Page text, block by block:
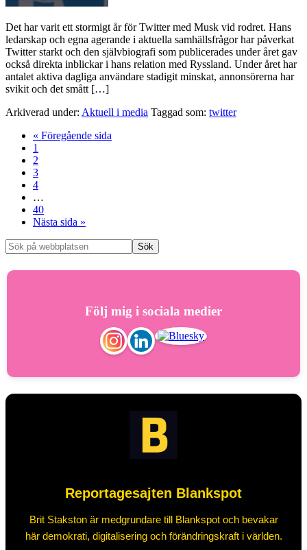
Det har varit ett stormigt år för Twitter med Musk vid rodret. Hans
ledarskap och egna agerande i aktuella samhällsfrågor har påverkat
Twitter starkt och den självbiografi som publicerades under året gav
också direkta inblickar i hans relation med Ryssland. Under året har
antalet aktiva dagliga användare stadigit minskat, annonsörerna har
svikit och det smått […]
Arkiverad under: Aktuell i media Taggad som: twitter
« Föregående sida
1
2
3
4
…
40
Nästa sida »
Följ mig i sociala medier
Reportagesajten Blankspot
Brit Stakston är medgrundare till Blankspot och bevakar
här demokrati, digitalisering och förändringskraft i världen.